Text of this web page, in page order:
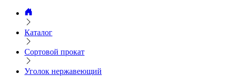
Каталог
Сортовой прокат
Уголок нержавеющий